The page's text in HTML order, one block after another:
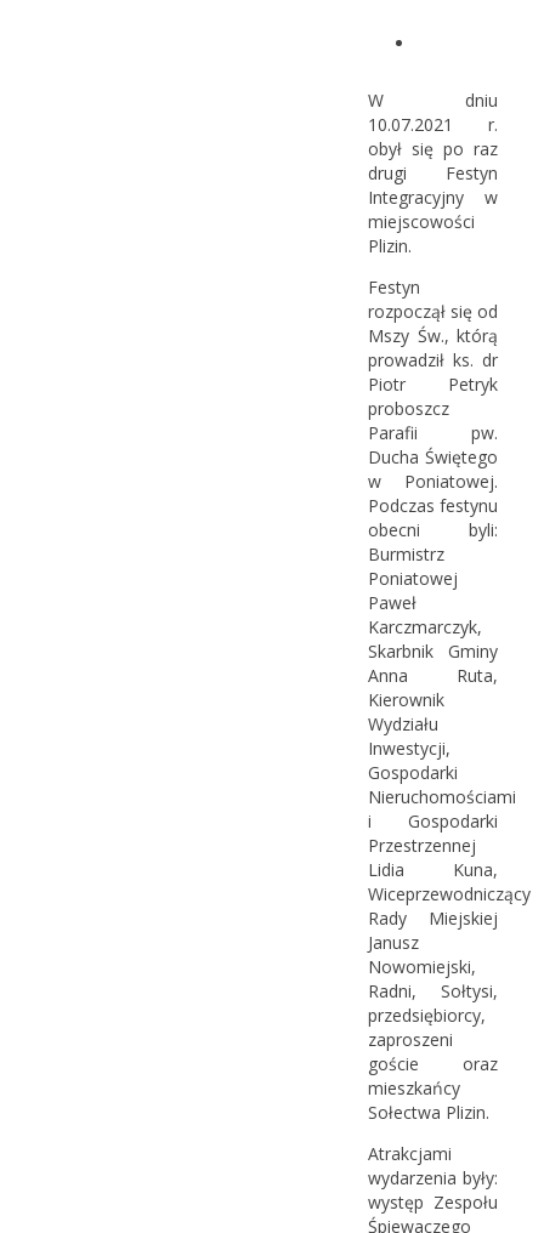
W dniu
10.07.2021 r.
obył się po raz
drugi Festyn
Integracyjny w
miejscowości
Plizin.
Festyn
rozpoczął się od
Mszy Św., którą
prowadził ks. dr
Piotr Petryk
proboszcz
Parafii pw.
Ducha Świętego
w Poniatowej.
Podczas festynu
obecni byli:
Burmistrz
Poniatowej
Paweł
Karczmarczyk,
Skarbnik Gminy
Anna Ruta,
Kierownik
Wydziału
Inwestycji,
Gospodarki
Nieruchomościami
i Gospodarki
Przestrzennej
Lidia Kuna,
Wiceprzewodniczący
Rady Miejskiej
Janusz
Nowomiejski,
Radni, Sołtysi,
przedsiębiorcy,
zaproszeni
goście oraz
mieszkańcy
Sołectwa Plizin.
Atrakcjami
wydarzenia były:
występ Zespołu
Śpiewaczego